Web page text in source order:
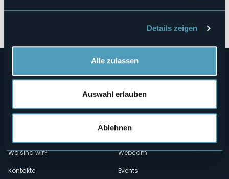
Details zeigen
Alle zulassen
Auswahl erlauben
Ablehnen
Menù
secondario
Wo sind wir?
Kontakte
Webcam
Events